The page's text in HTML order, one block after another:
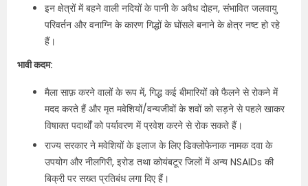
इन क्षेत्रों में बहने वाली नदियों के पानी के अवैध दोहन, संभावित जलवायु
परिवर्तन और वनाग्नि के कारण गिद्धों के घोंसले बनाने के क्षेत्र नष्ट हो रहे
हैं।
भावी कदम:
मैला साफ़ करने वालों के रूप में, गिद्ध कई बीमारियों को फैलने से रोकने में
मदद करते हैं और मृत मवेशियों/वन्यजीवों के शवों को सड़ने से पहले खाकर
विषाक्त पदार्थों को पर्यावरण में प्रवेश करने से रोक सकते हैं।
राज्य सरकार ने मवेशियों के इलाज के लिए डिक्लोफेनाक नामक दवा के
उपयोग और नीलगिरी, इरोड तथा कोयंबटूर जिलों में अन्य NSAIDs की
बिक्री पर सख्त प्रतिबंध लगा दिए हैं।